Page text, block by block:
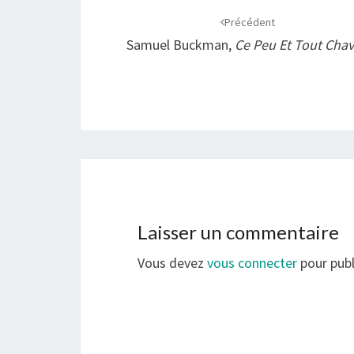
Précédent
Samuel Buckman, Ce Peu Et Tout
Laisser un commentaire
Vous devez vous connecter pour